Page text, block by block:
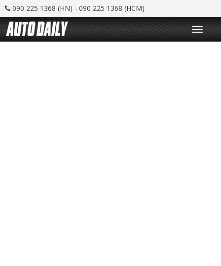
090 225 1368 (HN) - 090 225 1368 (HCM)
T
o
g